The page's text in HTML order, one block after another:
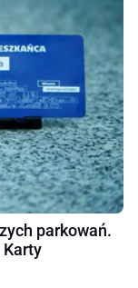
parkowań.
Karty